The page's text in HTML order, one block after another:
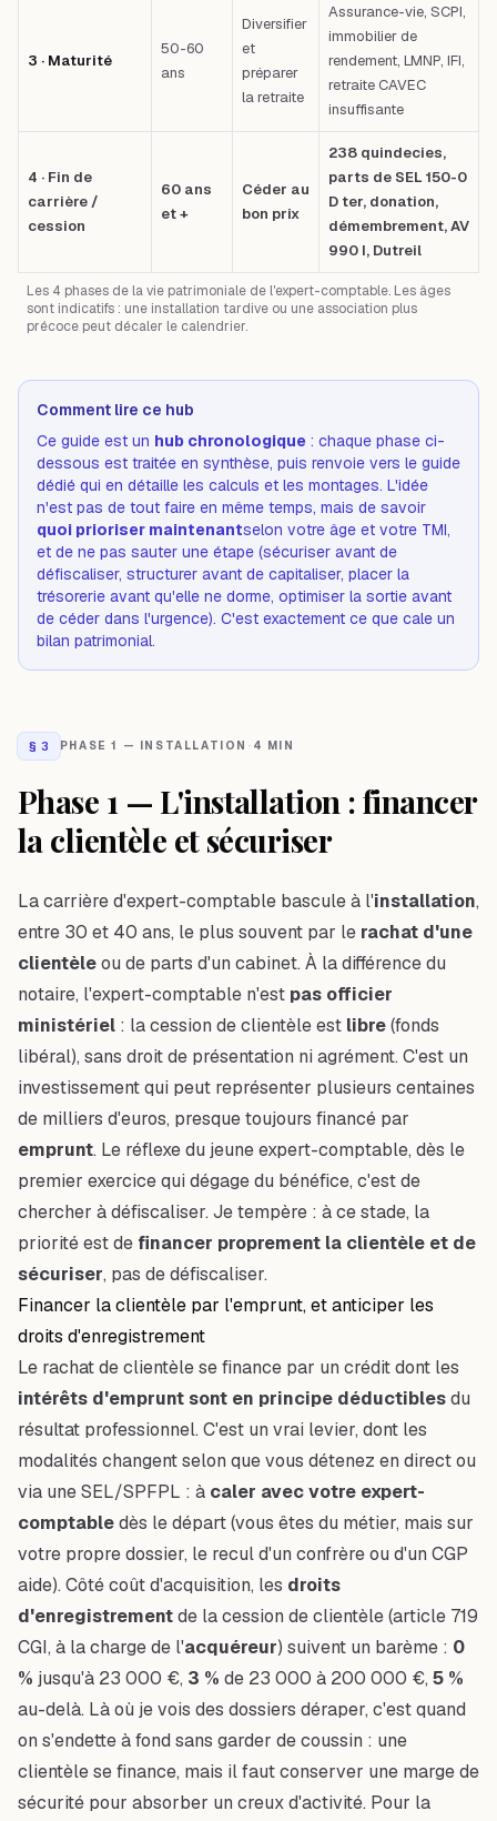
Les 4 phases de la vie patrimoniale de l'expert-comptable. Les âges
sont indicatifs : une installation tardive ou une association plus
précoce peut décaler le calendrier.
3 · Maturité
50-60
ans
Diversifier
et
préparer
la retraite
Assurance-vie, SCPI,
immobilier de
rendement, LMNP, IFI,
retraite CAVEC
insuffisante
4 · Fin de
carrière /
cession
60 ans
et +
Céder au
bon prix
238 quindecies,
parts de SEL 150-0
D ter, donation,
démembrement, AV
990 I, Dutreil
Comment lire ce hub
Ce guide est un hub chronologique : chaque phase ci-
dessous est traitée en synthèse, puis renvoie vers le guide
dédié qui en détaille les calculs et les montages. L'idée
n'est pas de tout faire en même temps, mais de savoir
quoi prioriser maintenantselon votre âge et votre TMI,
et de ne pas sauter une étape (sécuriser avant de
défiscaliser, structurer avant de capitaliser, placer la
trésorerie avant qu'elle ne dorme, optimiser la sortie avant
de céder dans l'urgence). C'est exactement ce que cale un
bilan patrimonial.
§ 3 PHASE 1 — INSTALLATION · 4 MIN
Phase 1 — L'installation : financer
la clientèle et sécuriser
La carrière d'expert-comptable bascule à l'installation,
entre 30 et 40 ans, le plus souvent par le rachat d'une
clientèleou de parts d'un cabinet. À la différence du
notaire, l'expert-comptable n'est pas officier
ministériel : la cession de clientèle est libre(fonds
libéral), sans droit de présentation ni agrément. C'est un
investissement qui peut représenter plusieurs centaines
de milliers d'euros, presque toujours financé par
emprunt. Le réflexe du jeune expert-comptable, dès le
premier exercice qui dégage du bénéfice, c'est de
chercher à défiscaliser. Je tempère : à ce stade, la
priorité est de financer proprement la clientèle et de
sécuriser, pas de défiscaliser.
Financer la clientèle par l'emprunt, et anticiper les
droits d'enregistrement
Le rachat de clientèle se finance par un crédit dont les
intérêts d'emprunt sont en principe déductiblesdu
résultat professionnel. C'est un vrai levier, dont les
modalités changent selon que vous détenez en direct ou
via une SEL/SPFPL : à caler avec votre expert-
comptabledès le départ (vous êtes du métier, mais sur
votre propre dossier, le recul d'un confrère ou d'un CGP
aide). Côté coût d'acquisition, les droits
d'enregistrementde la cession de clientèle (article 719
CGI, à la charge de l'acquéreur) suivent un barème : 0
% jusqu'à 23 000 €, 3 % de 23 000 à 200 000 €, 5 %
au-delà. Là où je vois des dossiers déraper, c'est quand
on s'endette à fond sans garder de coussin : une
clientèle se finance, mais il faut conserver une marge de
sécurité pour absorber un creux d'activité. Pour la